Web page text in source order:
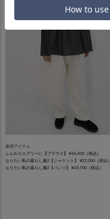
着用アイテム
ふんわりエアリーに【ブラウス】 ¥16,500（税込）
なりたい私の暮らし服2【ジャケット】 ¥22,000（税込）
なりたい私の暮らし服2【パンツ】 ¥18,700（税込）